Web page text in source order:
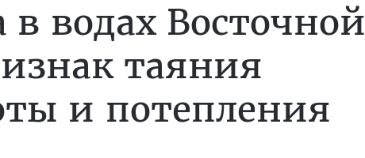
водах Восточной
таяния
и потепления